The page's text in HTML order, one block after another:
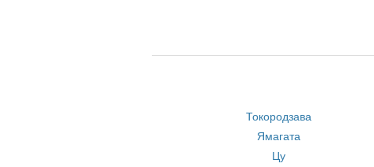
Токородзава
Ямагата
Цу